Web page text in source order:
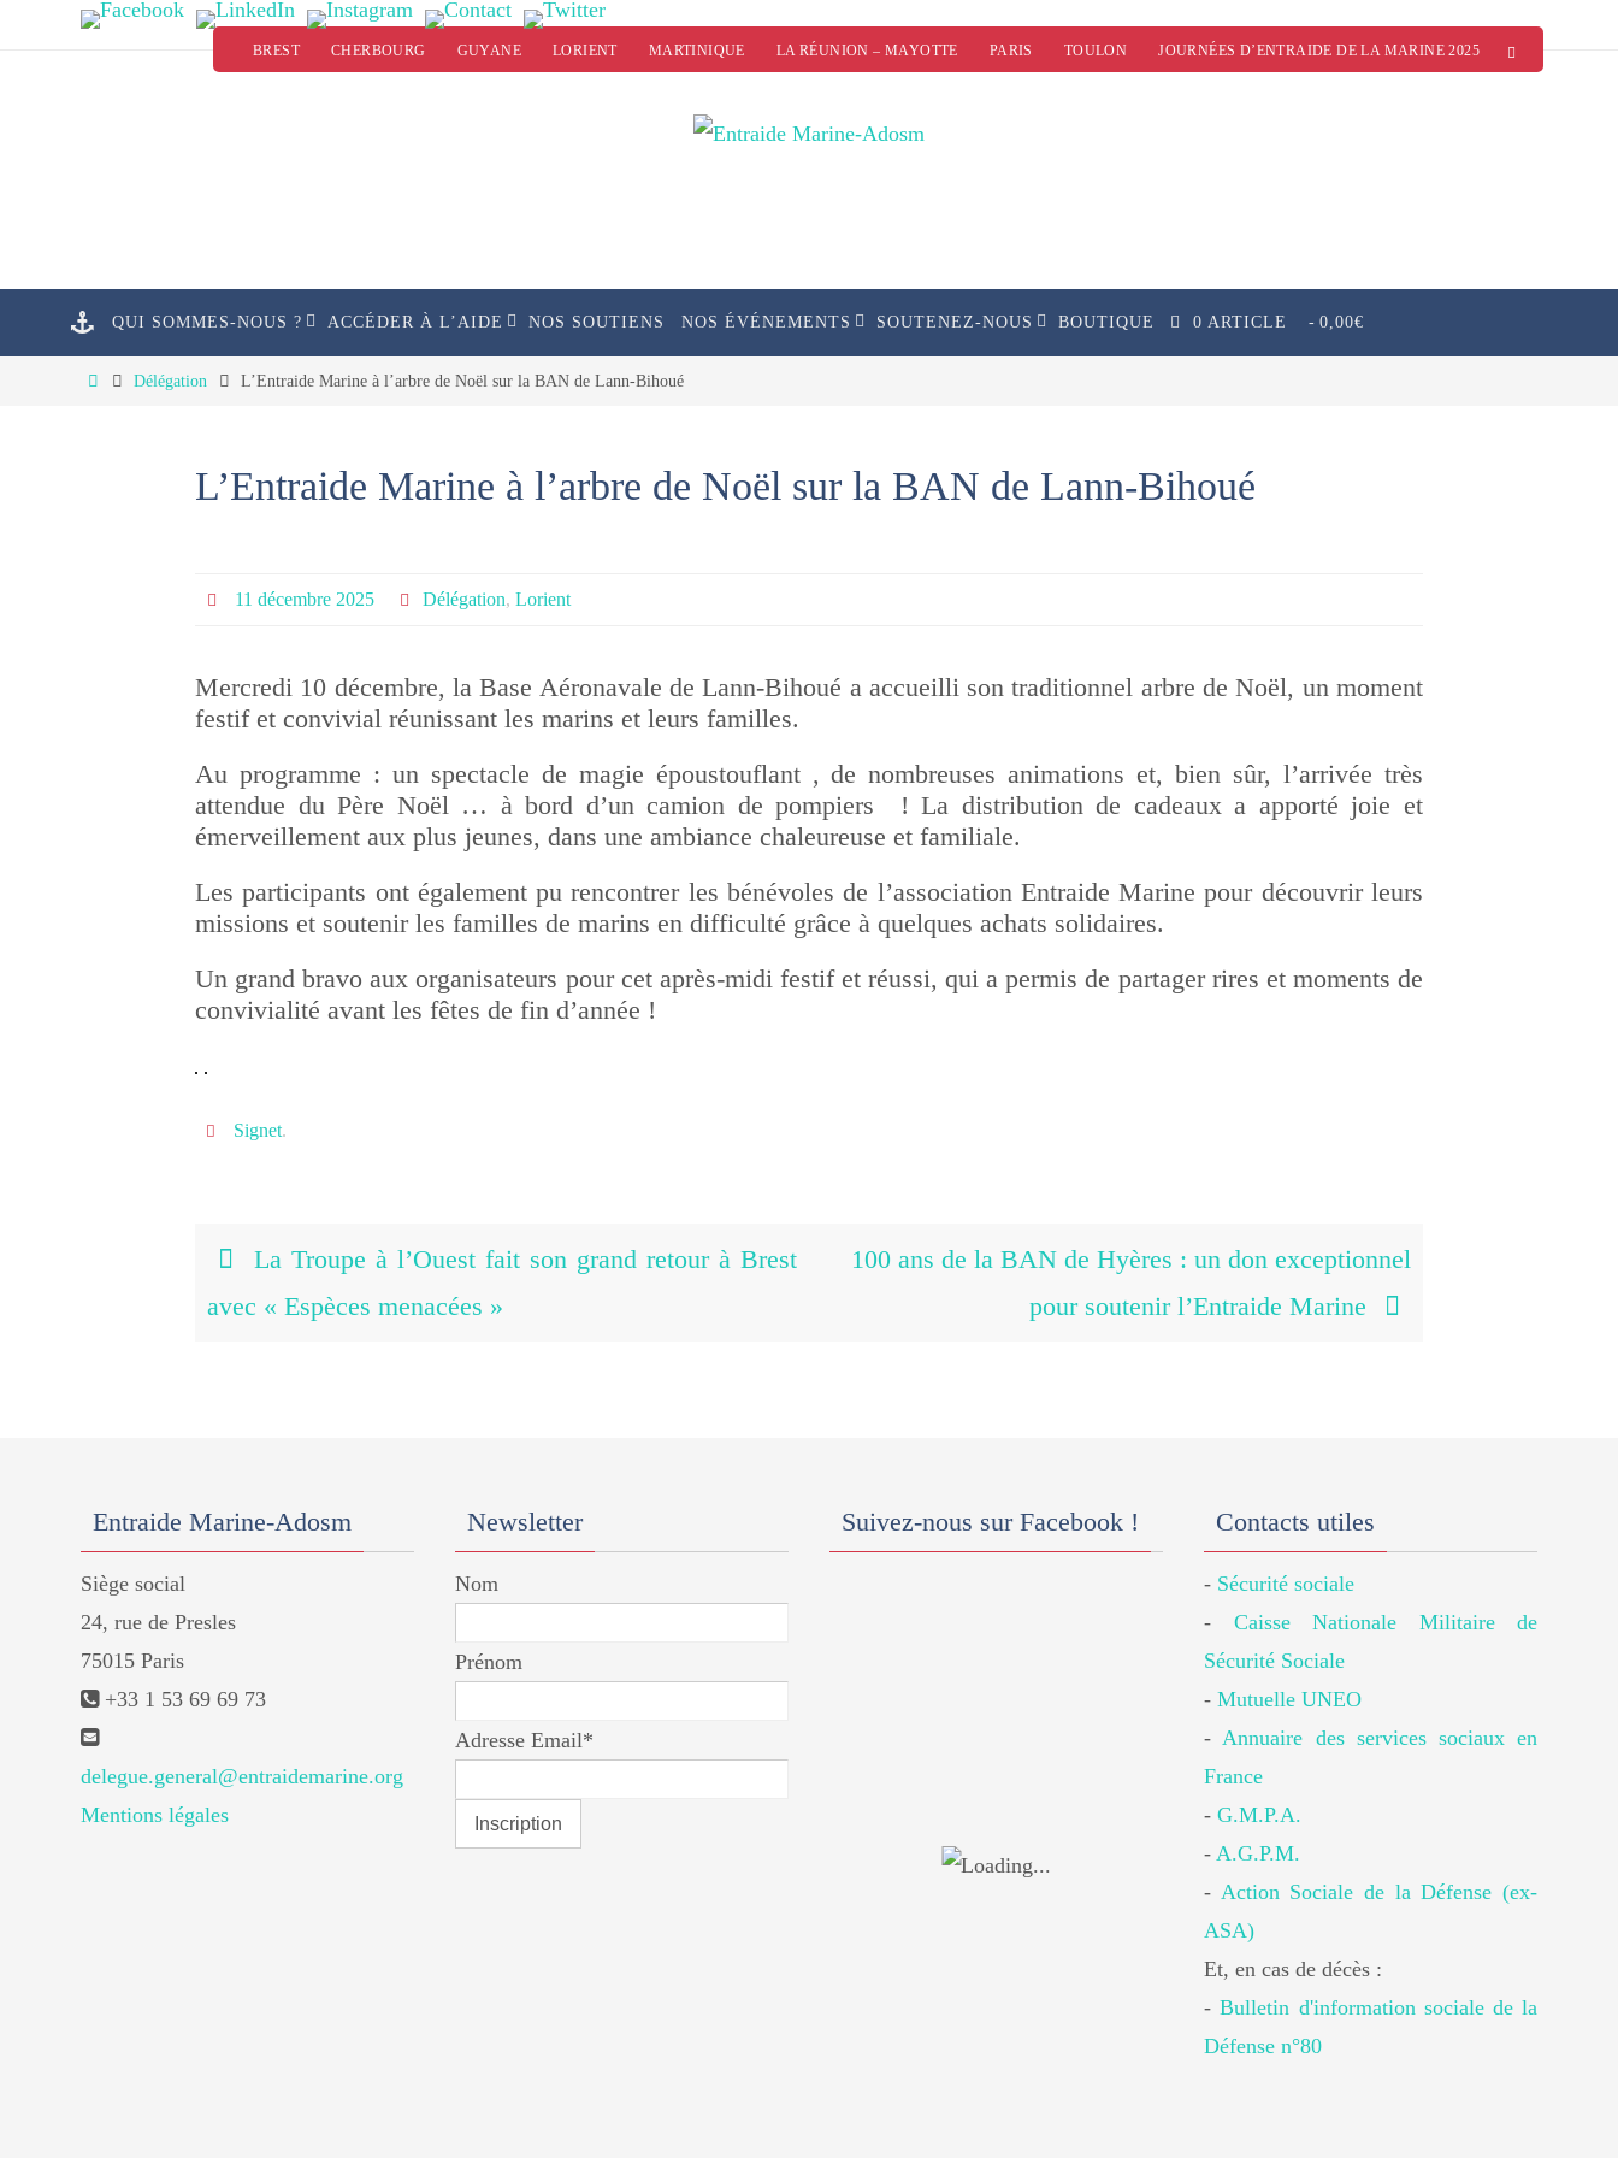
BREST CHERBOURG GUYANE LORIENT MARTINIQUE LA RÉUNION – MAYOTTE PARIS TOULON JOURNÉES D’ENTRAIDE DE LA MARINE 2025
QUI SOMMES-NOUS ? ACCÉDER À L’AIDE NOS SOUTIENS NOS ÉVÉNEMENTS SOUTENEZ-NOUS BOUTIQUE 0 ARTICLE 0,00€
HomeDélégation L’Entraide Marine à l’arbre de Noël sur la BAN de Lann-Bihoué
L’Entraide Marine à l’arbre de Noël sur la BAN de Lann-Bihoué
11 décembre 2025 Délégation, Lorient
Mercredi 10 décembre, la Base Aéronavale de Lann-Bihoué a accueilli son traditionnel arbre de Noël, un moment
festif et convivial réunissant les marins et leurs familles.
Au programme : un spectacle de magie époustouflant , de nombreuses animations et, bien sûr, l’arrivée très
attendue du Père Noël … à bord d’un camion de pompiers ! La distribution de cadeaux a apporté joie et
émerveillement aux plus jeunes, dans une ambiance chaleureuse et familiale.
Les participants ont également pu rencontrer les bénévoles de l’association Entraide Marine pour découvrir leurs
missions et soutenir les familles de marins en difficulté grâce à quelques achats solidaires.
Un grand bravo aux organisateurs pour cet après-midi festif et réussi, qui a permis de partager rires et moments de
convivialité avant les fêtes de fin d’année !
Signet.
La Troupe à l’Ouest fait son grand retour à Brest
avec « Espèces menacées »
100 ans de la BAN de Hyères : un don exceptionnel
pour soutenir l’Entraide Marine
Entraide Marine-Adosm
Siège social
24, rue de Presles
75015 Paris
+33 1 53 69 69 73
delegue.general@entraidemarine.org
Mentions légales
Newsletter
Nom
Prénom
Adresse Email*
Suivez-nous sur Facebook ! Contacts utiles
- Sécurité sociale
- Caisse Nationale Militaire de
Sécurité Sociale
-Mutuelle UNEO
-Annuaire des services sociaux en
France
-G.M.P.A.
-A.G.P.M.
- Action Sociale de la Défense (ex-
ASA)
Et, en cas de décès :
-Bulletin d'information sociale de la
Défense n°80